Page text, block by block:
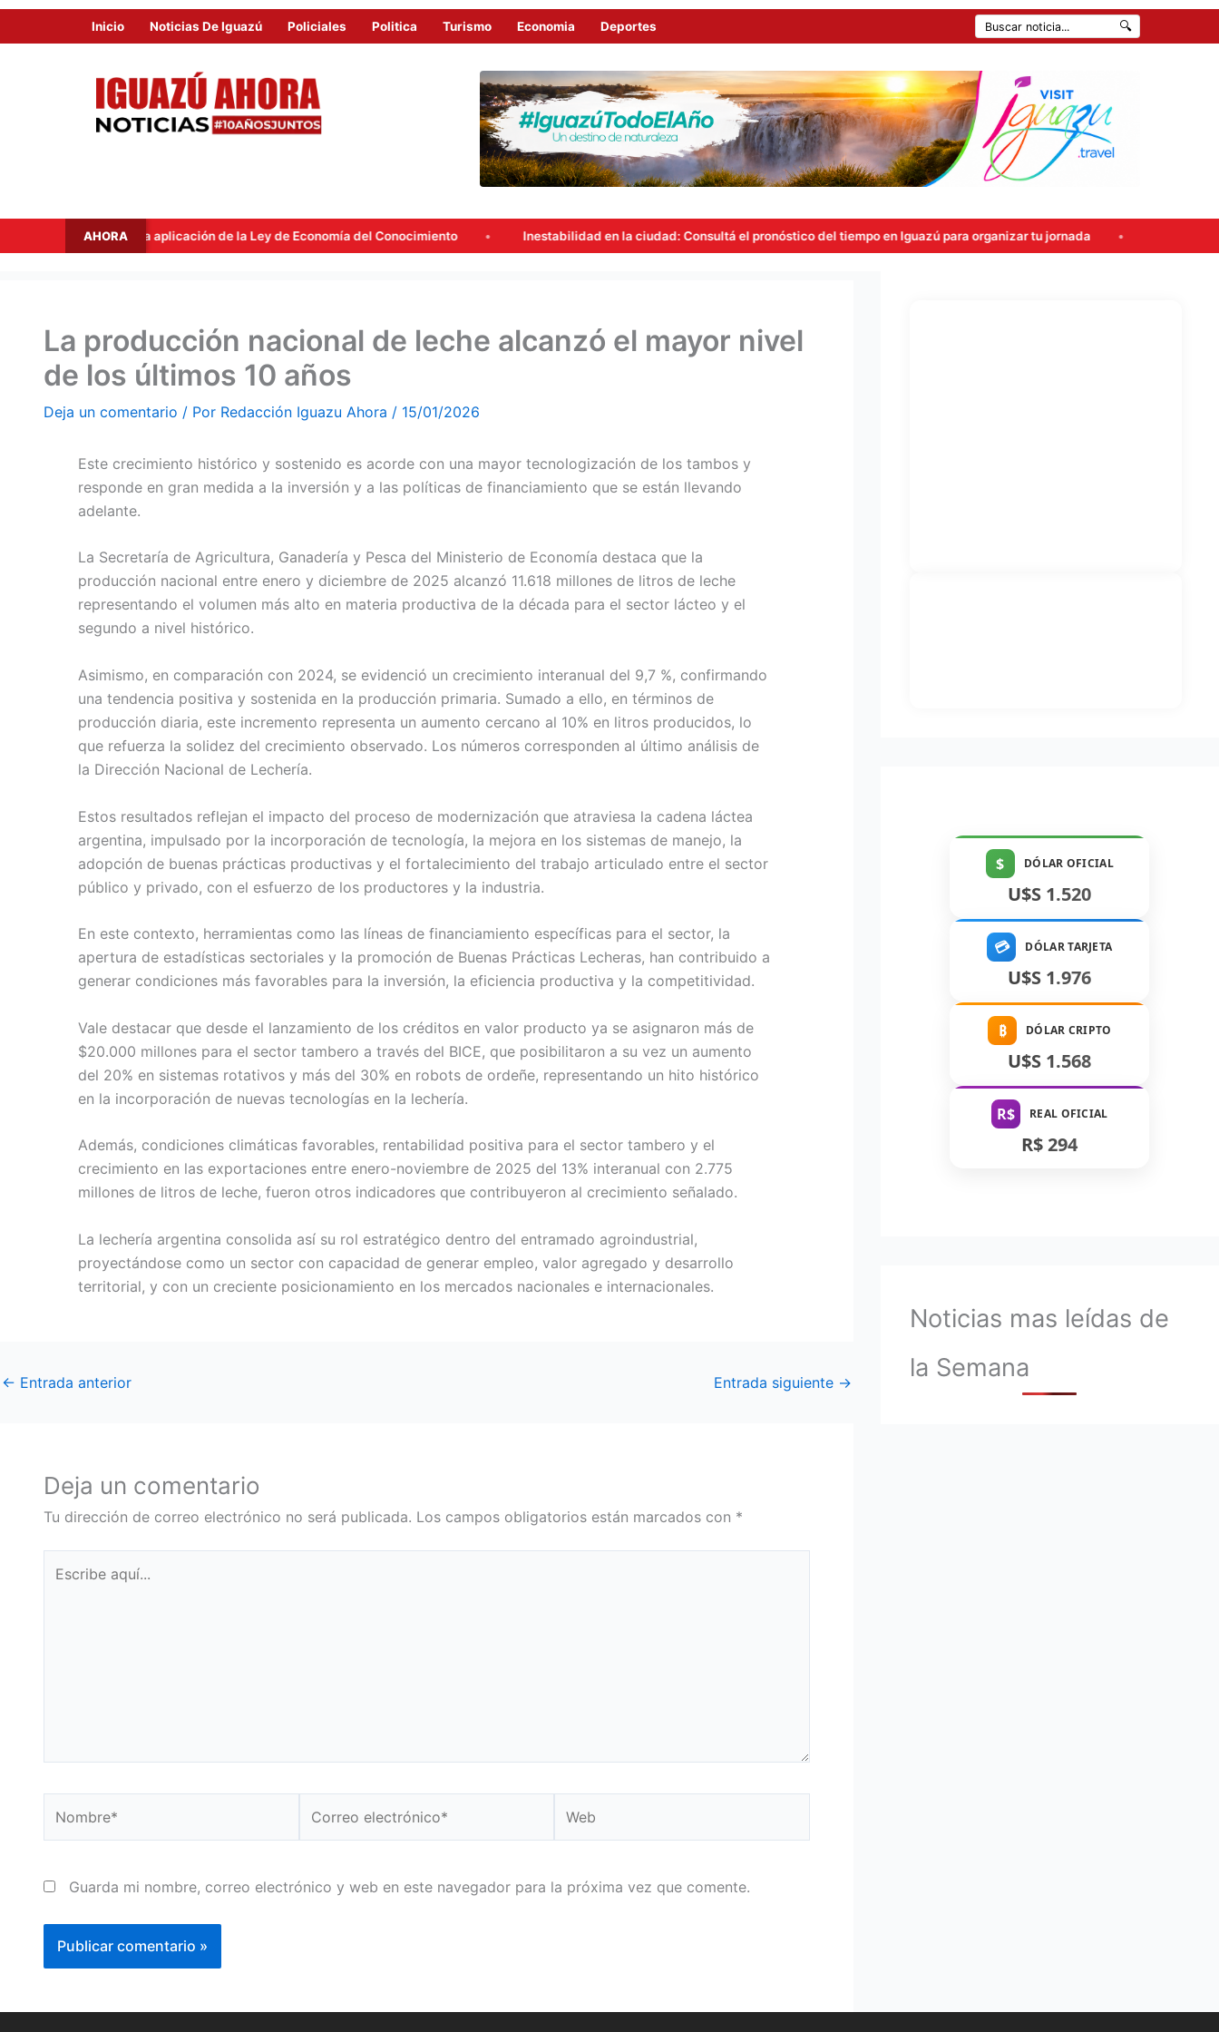
Inicio Noticias De Iguazú Policiales Politica Turismo Economia Deportes 🔍
AHORA
la aplicación de la Ley de Economía del Conocimiento Inestabilidad en la ciudad: Consultá el pronóstico del tiempo en Iguazú para organizar tu jornada Atropellaron un control en la
La producción nacional de leche alcanzó el mayor nivel
de los últimos 10 años
Deja un comentario / Por Redacción Iguazu Ahora / 15/01/2026
Este crecimiento histórico y sostenido es acorde con una mayor tecnologización de los tambos y
responde en gran medida a la inversión y a las políticas de financiamiento que se están llevando
adelante.
La Secretaría de Agricultura, Ganadería y Pesca del Ministerio de Economía destaca que la
producción nacional entre enero y diciembre de 2025 alcanzó 11.618 millones de litros de leche
representando el volumen más alto en materia productiva de la década para el sector lácteo y el
segundo a nivel histórico.
Asimismo, en comparación con 2024, se evidenció un crecimiento interanual del 9,7 %, confirmando
una tendencia positiva y sostenida en la producción primaria. Sumado a ello, en términos de
producción diaria, este incremento representa un aumento cercano al 10% en litros producidos, lo
que refuerza la solidez del crecimiento observado. Los números corresponden al último análisis de
la Dirección Nacional de Lechería.
Estos resultados reflejan el impacto del proceso de modernización que atraviesa la cadena láctea
argentina, impulsado por la incorporación de tecnología, la mejora en los sistemas de manejo, la
adopción de buenas prácticas productivas y el fortalecimiento del trabajo articulado entre el sector
público y privado, con el esfuerzo de los productores y la industria.
En este contexto, herramientas como las líneas de financiamiento específicas para el sector, la
apertura de estadísticas sectoriales y la promoción de Buenas Prácticas Lecheras, han contribuido a
generar condiciones más favorables para la inversión, la eficiencia productiva y la competitividad.
Vale destacar que desde el lanzamiento de los créditos en valor producto ya se asignaron más de
$20.000 millones para el sector tambero a través del BICE, que posibilitaron a su vez un aumento
del 20% en sistemas rotativos y más del 30% en robots de ordeñe, representando un hito histórico
en la incorporación de nuevas tecnologías en la lechería.
Además, condiciones climáticas favorables, rentabilidad positiva para el sector tambero y el
crecimiento en las exportaciones entre enero-noviembre de 2025 del 13% interanual con 2.775
millones de litros de leche, fueron otros indicadores que contribuyeron al crecimiento señalado.
La lechería argentina consolida así su rol estratégico dentro del entramado agroindustrial,
proyectándose como un sector con capacidad de generar empleo, valor agregado y desarrollo
territorial, y con un creciente posicionamiento en los mercados nacionales e internacionales.
← Entrada anterior Entrada siguiente →
Deja un comentario
Tu dirección de correo electrónico no será publicada. Los campos obligatorios están marcados con *
aquí...
electrónico*
Guarda mi nombre, correo electrónico y web en este navegador para la próxima vez que comente.
$ DÓLAR OFICIAL
U$S 1.520
💳 DÓLAR TARJETA
U$S 1.976
₿ DÓLAR CRIPTO
U$S 1.568
R$ REAL OFICIAL
R$ 294
Noticias mas leídas de
la Semana